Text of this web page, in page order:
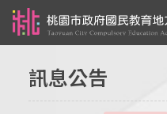
訊息公告